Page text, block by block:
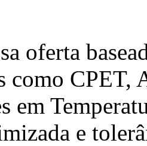
oferta
como CPET,
em
e